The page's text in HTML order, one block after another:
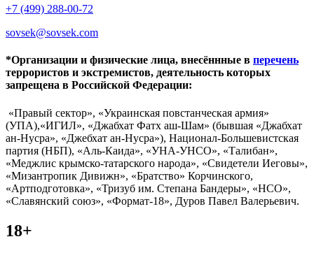
+7 (499) 288-00-72
sovsek@sovsek.com
*Организации и физические лица, внесённные в перечень
террористов и экстремистов, деятельность которых
запрещена в Российской Федерации:
«Правый сектор», «Украинская повстанческая армия»
(УПА),«ИГИЛ», «Джабхат Фатх аш-Шам» (бывшая «Джабхат
ан-Нусра», «Джебхат ан-Нусра»), Национал-Большевистская
партия (НБП), «Аль-Каида», «УНА-УНСО», «Талибан»,
«Меджлис крымско-татарского народа», «Свидетели Иеговы»,
«Мизантропик Дивижн», «Братство» Корчинского,
«Артподготовка», «Тризуб им. Степана Бандеры», «НСО»,
«Славянский союз», «Формат-18», Дуров Павел Валерьевич.
18+